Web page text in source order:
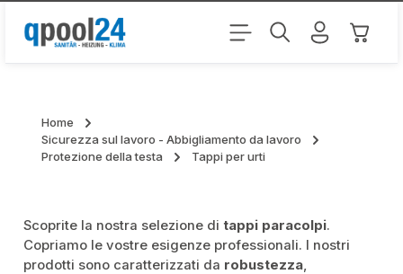
Passa al contenuto principale Il
Home
Sicurezza sul lavoro - Abbigliamento da lavoro
Protezione della testa
Tappi per urti
Scoprite la nostra selezione di tappi paracolpi.
Copriamo le vostre esigenze professionali. I nostri
prodotti sono caratterizzati da robustezza,